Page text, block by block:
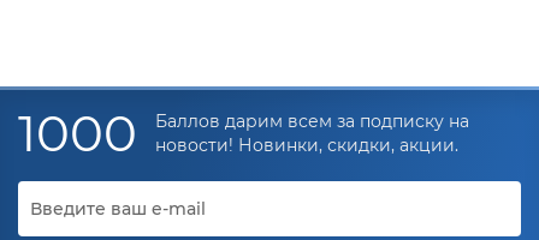
1000
Баллов дарим всем за подписку на
новости! Новинки, скидки, акции.